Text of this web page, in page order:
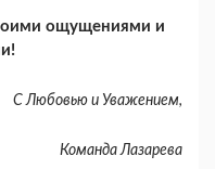
ощущениями и
С Любовью и Уважением,
Команда Лазарева